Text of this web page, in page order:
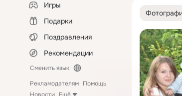
Игры
Подарки
Поздравления
Рекомендации
Сменить язык
Рекламодателям Помощь